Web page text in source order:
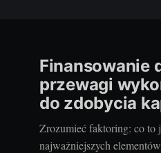
Finansowanie
przewagi
do zdobycia
Zrozumieć faktoring: co to
najważniejszych